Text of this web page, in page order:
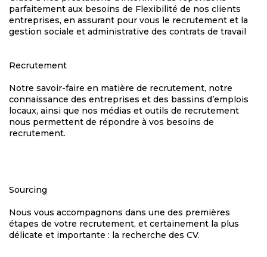
parfaitement aux besoins de Flexibilité de nos clients
entreprises, en assurant pour vous le recrutement et la
gestion sociale et administrative des contrats de travail
Recrutement
Notre savoir-faire en matière de recrutement, notre
connaissance des entreprises et des bassins d’emplois
locaux, ainsi que nos médias et outils de recrutement
nous permettent de répondre à vos besoins de
recrutement.
Sourcing
Nous vous accompagnons dans une des premières
étapes de votre recrutement, et certainement la plus
délicate et importante : la recherche des CV.